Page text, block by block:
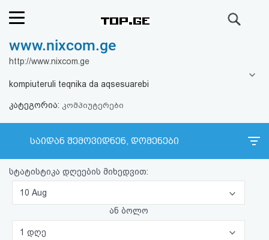
რეიტინგი
ფოსტა
კითხვა-
პასუხი
ავტორიზაცია
რეგისტრაცია
www.nixcom.ge
http://www.nixcom.ge
kompiuteruli teqnika da aqsesuarebi
კატეგორია: კომპიუტერები
საიდან შემოვიდნენ, დომენები
სტატისტიკა დღეების მიხედვით:
10 Aug
ან ბოლო
1 დღე